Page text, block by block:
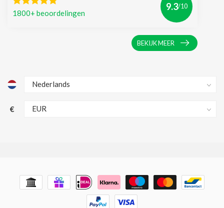
1800+ beoordelingen
9.3/10
BEKIJK MEER
€